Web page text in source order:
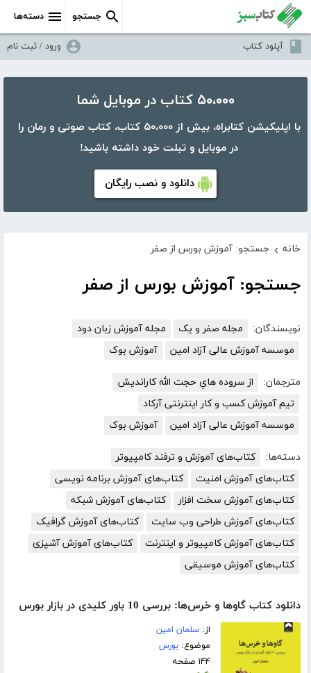
دسته‌ها جستجو
آپلود کتاب ورود / ثبت نام
۵۰،۰۰۰ کتاب در موبایل شما
با اپلیکیشن کتابراه، بیش از ۵۰،۰۰۰ کتاب، کتاب صوتی و رمان را
در موبایل و تبلت خود داشته باشید!
دانلود و نصب رایگان
خانه › جستجو: آموزش بورس از صفر
جستجو: آموزش بورس از صفر
نویسندگان: مجله صفر و یک
مجله آموزش زبان دود
موسسه آموزش عالی آزاد امین
آموزش بوک
مترجمان:
از سروده هایِ حجت الله کاراندیش
تیم آموزش کسب و کار اینترنتی آرکاد
موسسه آموزش عالی آزاد امین
آموزش بوک
دسته‌ها:
کتاب‌های آموزش و ترفند کامپیوتر
کتاب‌های آموزش امنیت
کتاب‌های آموزش برنامه نویسی
کتاب‌های آموزش سخت افزار
کتاب‌های آموزش شبکه
کتاب‌های آموزش طراحی وب سایت
کتاب‌های آموزش گرافیک
کتاب‌های آموزش کامپیوتر و اینترنت
کتاب‌های آموزش آشپزی
کتاب‌های آموزش موسیقی
دانلود کتاب گاوها و خرس‌ها: بررسی 10 باور کلیدی در بازار بورس
از:سلمان امین
موضوع:بورس
۱۴۴ صفحه